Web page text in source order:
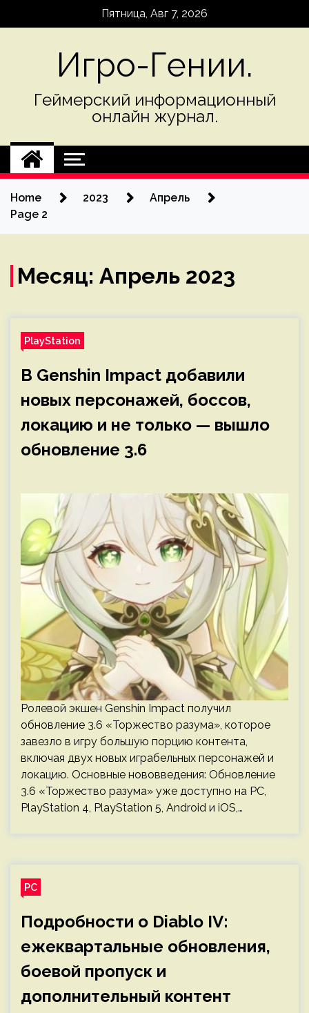
Пятница, Авг 7, 2026
Игро-Гении.
Геймерский информационный
онлайн журнал.
Home 2023
Апрель
Page 2
Месяц: Апрель 2023
PlayStation
В Genshin Impact добавили
новых персонажей, боссов,
локацию и не только — вышло
обновление 3.6
Ролевой экшен Genshin Impact получил
обновление 3.6 «Торжество разума», которое
завезло в игру большую порцию контента,
включая двух новых играбельных персонажей и
локацию. Основные нововведения: Обновление
3.6 «Торжество разума» уже доступно на PC,
PlayStation 4, PlayStation 5, Android и iOS,…
PC
Подробности о Diablo IV:
ежеквартальные обновления,
боевой пропуск и
дополнительный контент